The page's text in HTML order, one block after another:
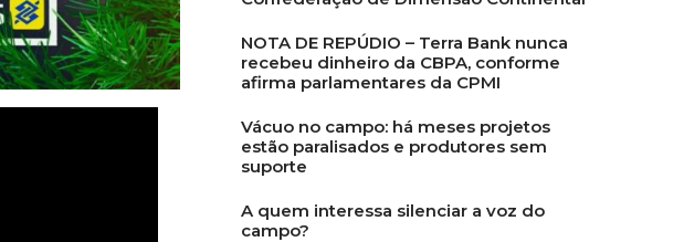
NOTA DE REPÚDIO – Terra Bank nunca
recebeu dinheiro da CBPA, conforme
afirma parlamentares da CPMI
Vácuo no campo: há meses projetos
estão paralisados e produtores sem
suporte
A quem interessa silenciar a voz do
campo?